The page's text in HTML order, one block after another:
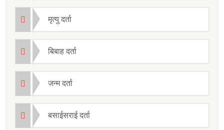
मृत्यु दर्ता
बिबाह दर्ता
जन्म दर्ता
बसाईसराई दर्ता